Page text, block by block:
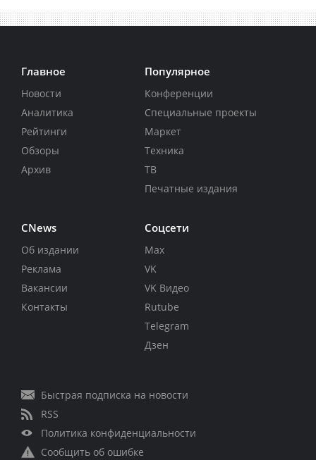
Главное
Новости
Аналитика
Рейтинги
Обзоры
Архив
Популярное
Конференции
Специальные проекты
Маркет
Техника
ТВ
Печатные издания
CNews
Об издании
Реклама
Вакансии
Контакты
Соцсети
Max
VK
VK Видео
Rutube
Telegram
Дзен
Быстрая подписка на новости
RSS
Политика конфиденциальности
Сообщить об ошибке